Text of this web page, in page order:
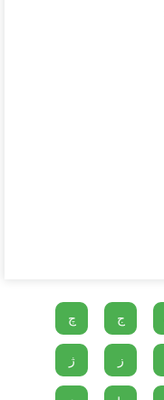
ج چ
ز ژ